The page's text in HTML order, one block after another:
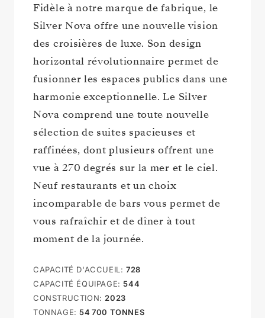
Fidèle à notre marque de fabrique, le
Silver Nova offre une nouvelle vision
des croisières de luxe. Son design
horizontal révolutionnaire permet de
fusionner les espaces publics dans une
harmonie exceptionnelle. Le Silver
Nova comprend une toute nouvelle
sélection de suites spacieuses et
raffinées, dont plusieurs offrent une
vue à 270 degrés sur la mer et le ciel.
Neuf restaurants et un choix
incomparable de bars vous permet de
vous rafraîchir et de dîner à tout
moment de la journée.
CAPACITÉ D'ACCUEIL : 728
CAPACITÉ ÉQUIPAGE:544
CONSTRUCTION: 2023
TONNAGE: 54 700 TONNES